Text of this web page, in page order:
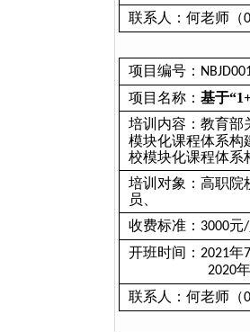
联系人：何老师（
项目编号：
项目名称： 基于“
培训内容：教育部
模块化课程体系构
校模块化课程体系
培训对象： 高职院
员、
收费标准： 3000元/
开班时间： 2021年7
2020年
联系人：何老师（